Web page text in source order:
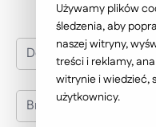
Dedykowane
Branża
Używamy plików
śledzenia, aby
naszej witryny,
treści i reklamy,
witrynie i wiedzieć,
użytkownicy.